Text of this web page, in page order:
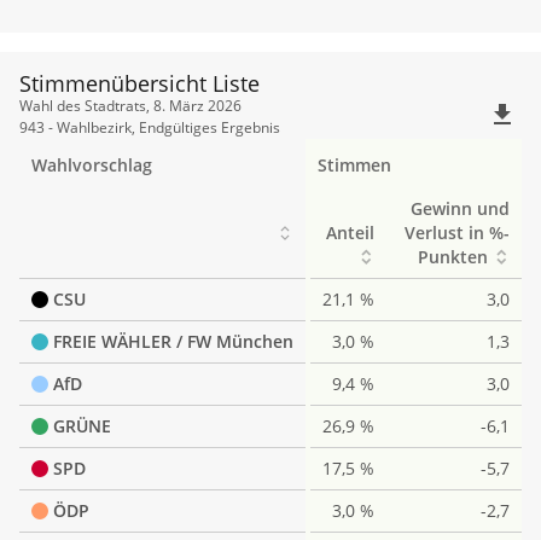
Stimmenübersicht Liste
Stimmenübersicht
Liste
Wahl des Stadtrats, 8. März 2026
943 - Wahlbezirk, Endgültiges Ergebnis
file_download
Wahlvorschlag Stimmen
Anteil
Gewinn und
Verlust in %-
Punkten
CSU
21,1 %
3,0
FREIE WÄHLER / FW München
3,0 %
1,3
AfD
9,4 %
3,0
GRÜNE
26,9 %
-6,1
SPD
17,5 %
-5,7
ÖDP
3,0 %
-2,7